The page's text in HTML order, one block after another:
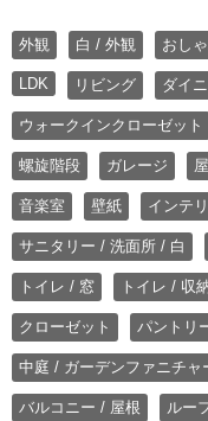
外観 白 / 外観 おし
LDK リビング ダイ
ウォークインクローゼット
螺旋階段 ガレージ
音楽室 壁紙 インテ
サニタリー / 洗面所 / 白
トイレ / 窓 トイレ / 収
クローゼット パントリ
中庭 / ガーデンファニチャ
バルコニー / 屋根 ルー